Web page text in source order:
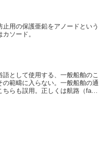
用の保護亜鉛をアノードという
ソード。
として使用する、一般船舶のこ
範疇に入らない。一般船舶の通
らも誤用。正しくは航路（fair